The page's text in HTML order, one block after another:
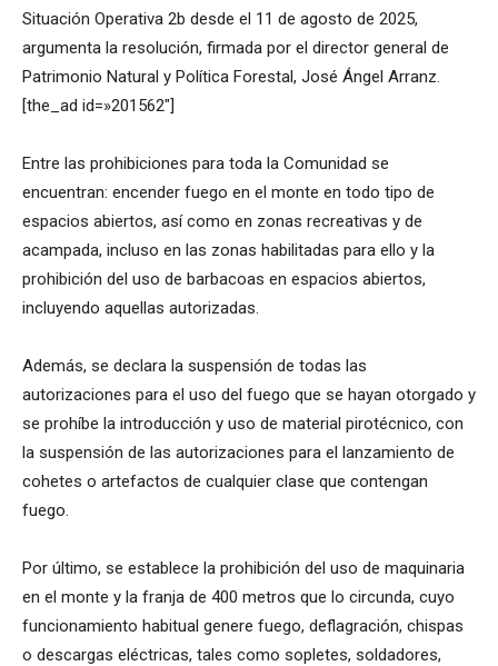
Situación Operativa 2b desde el 11 de agosto de 2025,
argumenta la resolución, firmada por el director general de
Patrimonio Natural y Política Forestal, José Ángel Arranz.
[the_ad id=»201562″]
Entre las prohibiciones para toda la Comunidad se
encuentran: encender fuego en el monte en todo tipo de
espacios abiertos, así como en zonas recreativas y de
acampada, incluso en las zonas habilitadas para ello y la
prohibición del uso de barbacoas en espacios abiertos,
incluyendo aquellas autorizadas.
Además, se declara la suspensión de todas las
autorizaciones para el uso del fuego que se hayan otorgado y
se prohíbe la introducción y uso de material pirotécnico, con
la suspensión de las autorizaciones para el lanzamiento de
cohetes o artefactos de cualquier clase que contengan
fuego.
Por último, se establece la prohibición del uso de maquinaria
en el monte y la franja de 400 metros que lo circunda, cuyo
funcionamiento habitual genere fuego, deflagración, chispas
o descargas eléctricas, tales como sopletes, soldadores,